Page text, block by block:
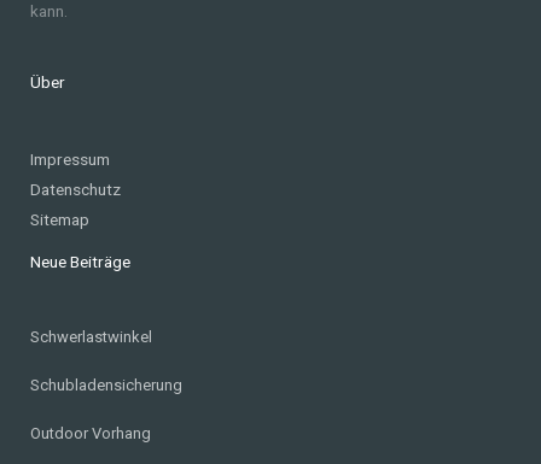
kann.
Über
Impressum
Datenschutz
Sitemap
Neue Beiträge
Schwerlastwinkel
Schubladensicherung
Outdoor Vorhang